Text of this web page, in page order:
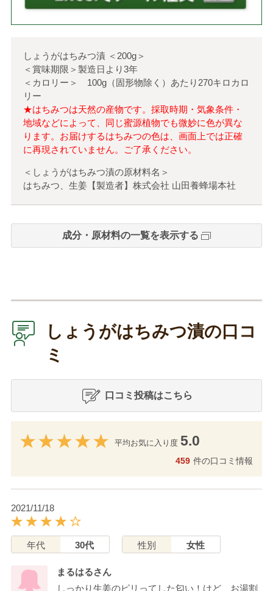
しょうがはちみつ漬＜ 200g＞
＜賞味期限＞製造日より3年
＜カロリー＞ 100g（固形物除く）あたり270キロカロ
リー
★はちみつは天然の産物です。採取時期・気象条件・
地域などによって、同じ蜜源植物でも微妙に色が異な
ります。お届けするはちみつの色は、画面上では正確
に再現されていません。ご了承ください。
＜しょうがはちみつ漬の原材料名＞
はちみつ、生姜【製造者】株式会社 山田養蜂場本社
成分・原材料の一覧を表示する
しょうがはちみつ漬の口コ
ミ
口コミ投稿はこちら
平均お気に入り度 5.0
459 件の口コミ情報
2021/11/18
年代 30代 性別 女性
まるはるさん
しっかり生姜のピリってした匂い！けど、お湯割